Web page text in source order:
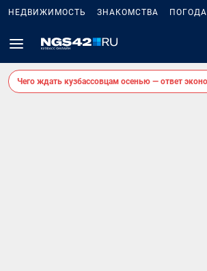
НЕДВИЖИМОСТЬ ЗНАКОМСТВА ПОГОДА
Чего ждать кузбассовцам осенью — ответ